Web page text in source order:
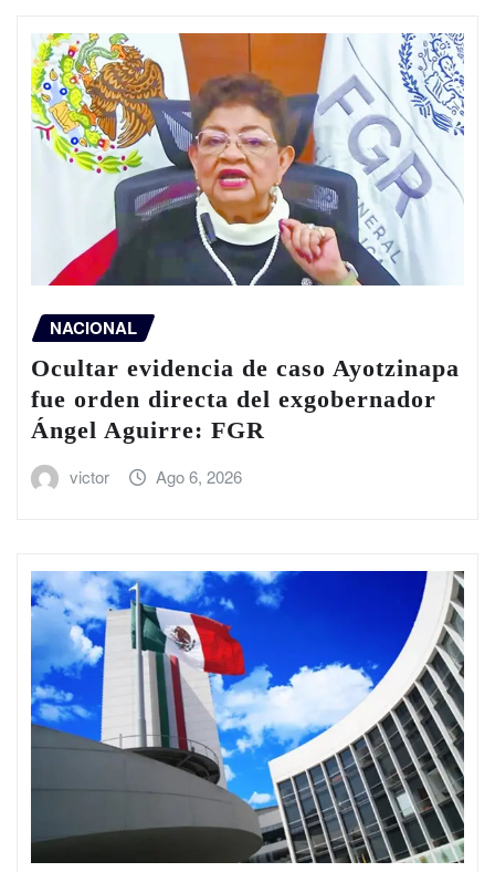
NACIONAL
Ocultar evidencia de caso Ayotzinapa
fue orden directa del exgobernador
Ángel Aguirre: FGR
victor Ago 6, 2026